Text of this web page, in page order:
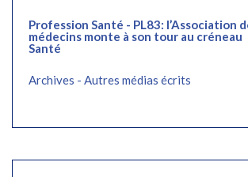
Profession Santé - PL83: l’Association
médecins monte à son tour au
Santé
Archives - Autres médias écrits